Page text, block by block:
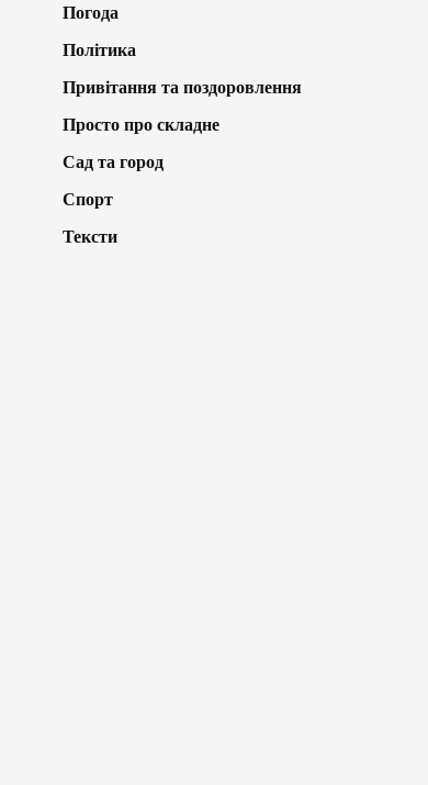
Погода
Політика
Привітання та поздоровлення
Просто про складне
Сад та город
Спорт
Тексти